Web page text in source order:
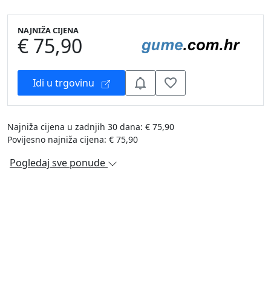
NAJNIŽA CIJENA
€ 75,90
Idi u trgovinu
Najniža cijena u zadnjih 30 dana: € 75,90
Povijesno najniža cijena: € 75,90
Pogledaj sve ponude